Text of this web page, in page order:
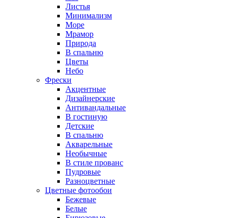
Листья
Минимализм
Море
Мрамор
Природа
В спальню
Цветы
Небо
Фрески
Акцентные
Дизайнерские
Антивандальные
В гостиную
Детские
В спальню
Акварельные
Необычные
В стиле прованс
Пудровые
Разноцветные
Цветные фотообои
Бежевые
Белые